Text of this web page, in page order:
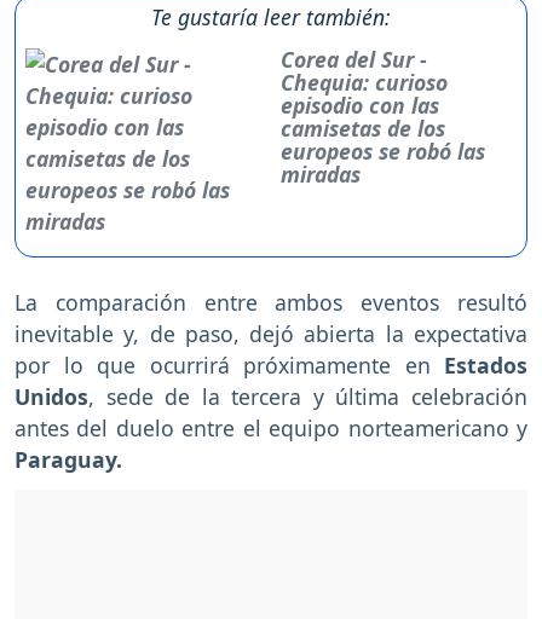
Te gustaría leer también:
Corea del Sur -
Chequia: curioso
episodio con las
camisetas de los
europeos se robó las
miradas
La comparación entre ambos eventos resultó
inevitable y, de paso, dejó abierta la expectativa
por lo que ocurrirá próximamente en Estados
Unidos, sede de la tercera y última celebración
antes del duelo entre el equipo norteamericano y
Paraguay.